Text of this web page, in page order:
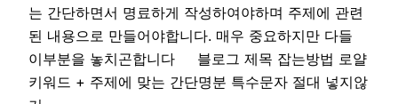
는 간단하면서 명료하게 작성하여야하며 주제에 관련
된 내용으로 만들어야합니다. 매우 중요하지만 다들
이부분을 놓치곤합니다 블로그 제목 잡는방법 로얄
키워드 + 주제에 맞는 간단명분 특수문자 절대 넣지않